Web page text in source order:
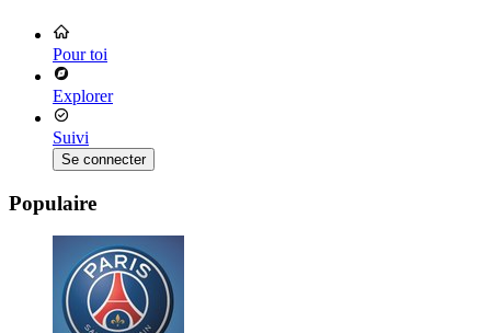
Pour toi
Explorer
Suivi
Se connecter
Populaire